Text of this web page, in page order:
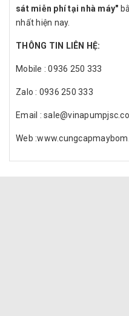
sát miễn phí tại nhà máy"
nhất hiện nay.
THÔNG TIN LIÊN HỆ:
Mobile : 0936 250 333
Zalo : 0936 250 333
Email :
Web